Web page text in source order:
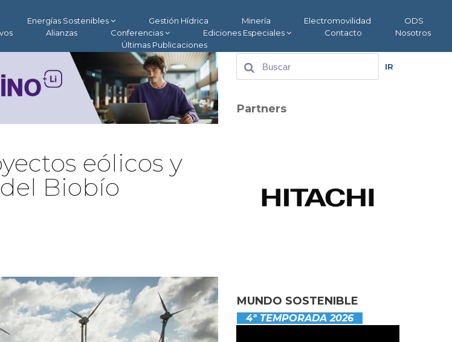
Energías Sostenibles Gestión Hídrica Minería Electromovilidad
ODS
Alianzas Conferencias Ediciones Especiales Contacto
Nosotros
Últimas Publicaciones
eólicos y
Biobío
IR
Partners
MUNDO SOSTENIBLE
4ª TEMPORADA 2026